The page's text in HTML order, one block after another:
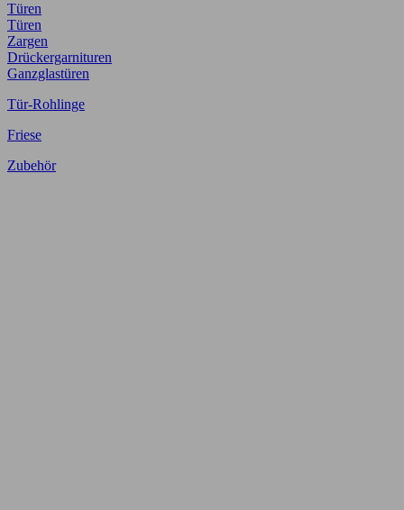
Türen
Türen
Zargen
Drückergarnituren
Ganzglastüren
Tür-Rohlinge
Friese
Zubehör